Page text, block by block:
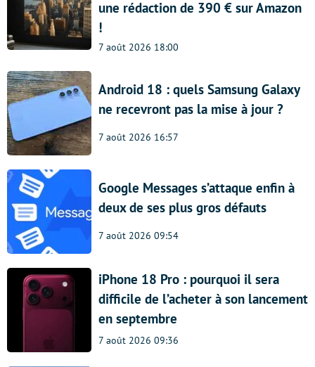
une rédaction de 390 € sur Amazon
!
7 août 2026 18:00
Android 18 : quels Samsung Galaxy
ne recevront pas la mise à jour ?
7 août 2026 16:57
Google Messages s’attaque enfin à
deux de ses plus gros défauts
7 août 2026 09:54
iPhone 18 Pro : pourquoi il sera
difficile de l’acheter à son lancement
en septembre
7 août 2026 09:36